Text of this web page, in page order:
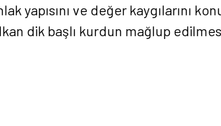
yapısını ve değer kaygılarını
dik başlı kurdun mağlup